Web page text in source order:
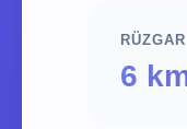
RÜZGAR
6